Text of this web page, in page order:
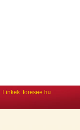
Linkek foresee.hu